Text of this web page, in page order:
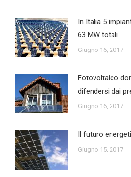
In Italia 5
63 MW totali
Giugno 16, 2017
Fotovoltaico
difendersi dai
Giugno 16, 2017
Il futuro
Giugno 15, 2017